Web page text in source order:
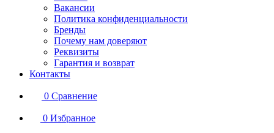
Вакансии
Политика конфиденциальности
Бренды
Почему нам доверяют
Реквизиты
Гарантия и возврат
Контакты
0 Сравнение
0 Избранное